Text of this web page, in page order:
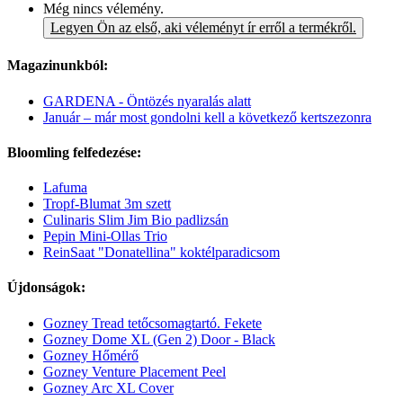
Még nincs vélemény.
Legyen Ön az első, aki véleményt ír erről a termékről.
Magazinunkból:
GARDENA - Öntözés nyaralás alatt
Január – már most gondolni kell a következő kertszezonra
Bloomling felfedezése:
Lafuma
Tropf-Blumat 3m szett
Culinaris Slim Jim Bio padlizsán
Pepin Mini-Ollas Trio
ReinSaat "Donatellina" koktélparadicsom
Újdonságok:
Gozney Tread tetőcsomagtartó. Fekete
Gozney Dome XL (Gen 2) Door - Black
Gozney Hőmérő
Gozney Venture Placement Peel
Gozney Arc XL Cover